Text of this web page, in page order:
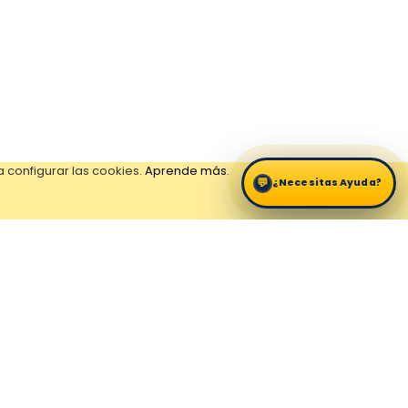
configurar las cookies. Aprende más.
💬 ¿Necesitas Ayuda?